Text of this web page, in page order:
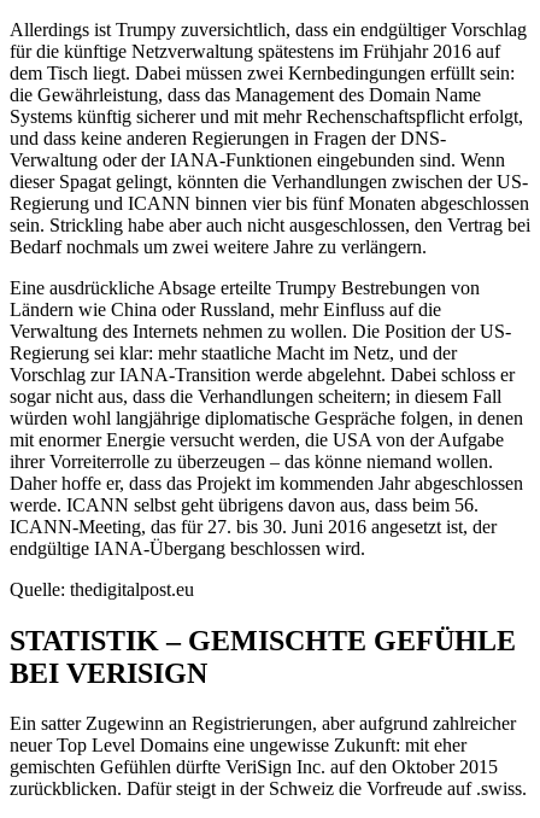
Allerdings ist Trumpy zuversichtlich, dass ein endgültiger Vorschlag
für die künftige Netzverwaltung spätestens im Frühjahr 2016 auf
dem Tisch liegt. Dabei müssen zwei Kernbedingungen erfüllt sein:
die Gewährleistung, dass das Management des Domain Name
Systems künftig sicherer und mit mehr Rechenschaftspflicht erfolgt,
und dass keine anderen Regierungen in Fragen der DNS-
Verwaltung oder der IANA-Funktionen eingebunden sind. Wenn
dieser Spagat gelingt, könnten die Verhandlungen zwischen der US-
Regierung und ICANN binnen vier bis fünf Monaten abgeschlossen
sein. Strickling habe aber auch nicht ausgeschlossen, den Vertrag bei
Bedarf nochmals um zwei weitere Jahre zu verlängern.
Eine ausdrückliche Absage erteilte Trumpy Bestrebungen von
Ländern wie China oder Russland, mehr Einfluss auf die
Verwaltung des Internets nehmen zu wollen. Die Position der US-
Regierung sei klar: mehr staatliche Macht im Netz, und der
Vorschlag zur IANA-Transition werde abgelehnt. Dabei schloss er
sogar nicht aus, dass die Verhandlungen scheitern; in diesem Fall
würden wohl langjährige diplomatische Gespräche folgen, in denen
mit enormer Energie versucht werden, die USA von der Aufgabe
ihrer Vorreiterrolle zu überzeugen – das könne niemand wollen.
Daher hoffe er, dass das Projekt im kommenden Jahr abgeschlossen
werde. ICANN selbst geht übrigens davon aus, dass beim 56.
ICANN-Meeting, das für 27. bis 30. Juni 2016 angesetzt ist, der
endgültige IANA-Übergang beschlossen wird.
Quelle: thedigitalpost.eu
STATISTIK – GEMISCHTE GEFÜHLE
BEI VERISIGN
Ein satter Zugewinn an Registrierungen, aber aufgrund zahlreicher
neuer Top Level Domains eine ungewisse Zukunft: mit eher
gemischten Gefühlen dürfte VeriSign Inc. auf den Oktober 2015
zurückblicken. Dafür steigt in der Schweiz die Vorfreude auf .swiss.